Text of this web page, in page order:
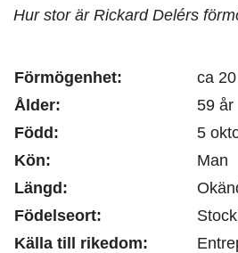
Hur stor är Rickard Delérs
Förmögenhet:
ca
Ålder:
59 år
Född:
5
Kön:
Man
Längd:
Födelseort:
Källa till rikedom: